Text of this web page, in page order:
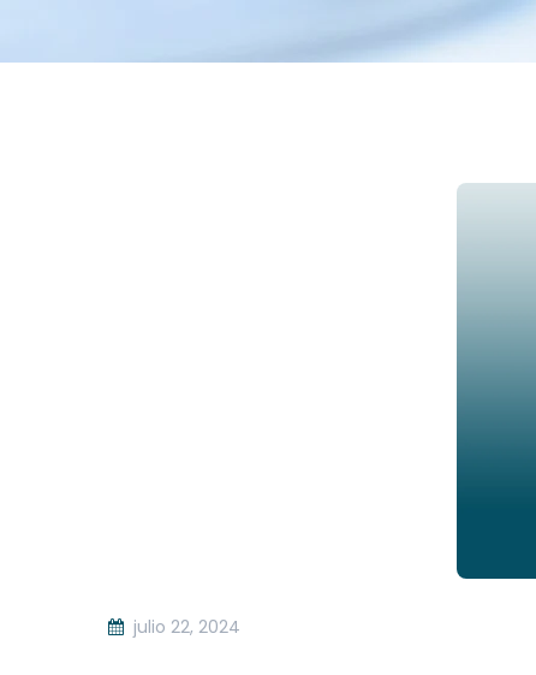
julio 22, 2024